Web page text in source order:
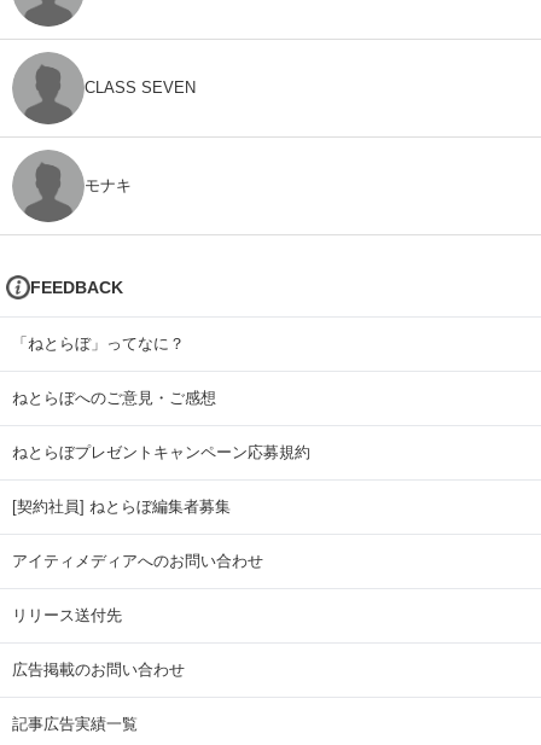
CLASS SEVEN
モナキ
FEEDBACK
「ねとらぼ」ってなに？
ねとらぼへのご意見・ご感想
ねとらぼプレゼントキャンペーン応募規約
[契約社員] ねとらぼ編集者募集
アイティメディアへのお問い合わせ
リリース送付先
広告掲載のお問い合わせ
記事広告実績一覧